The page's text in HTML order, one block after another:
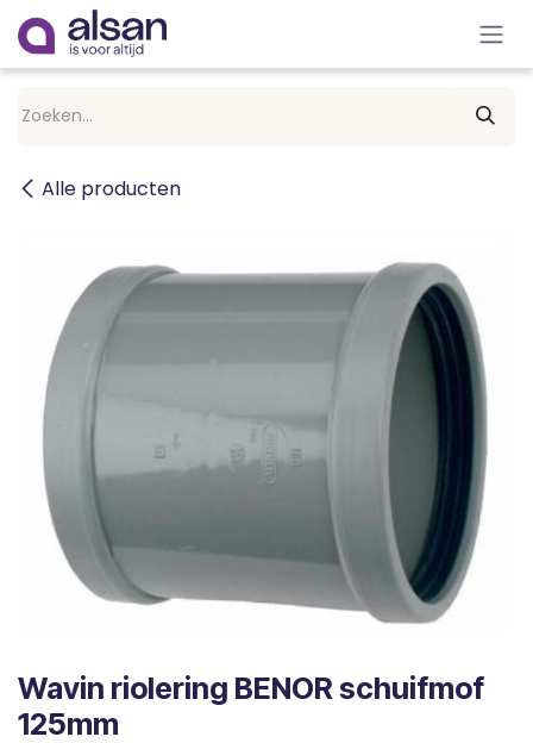
Overslaan naar inhoud
Alle producten
Wavin riolering BENOR schuifmof
125mm